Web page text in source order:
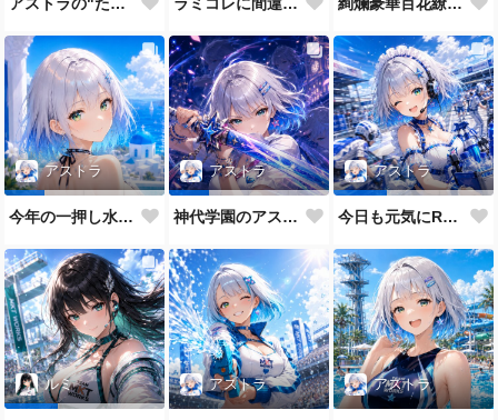
アストラの"たまに"のガチモード ラミコレに間違えてきたRQ 絢爛豪華百花繚乱なエステル姉
アストラ
今年の一押し水着だよ💕
アストラ
神代学園のアストラです💙
アストラ
今日も元気にRQメイドだよ💕
ルミ アストラ アストラ